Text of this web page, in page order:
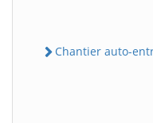
Chantier auto-